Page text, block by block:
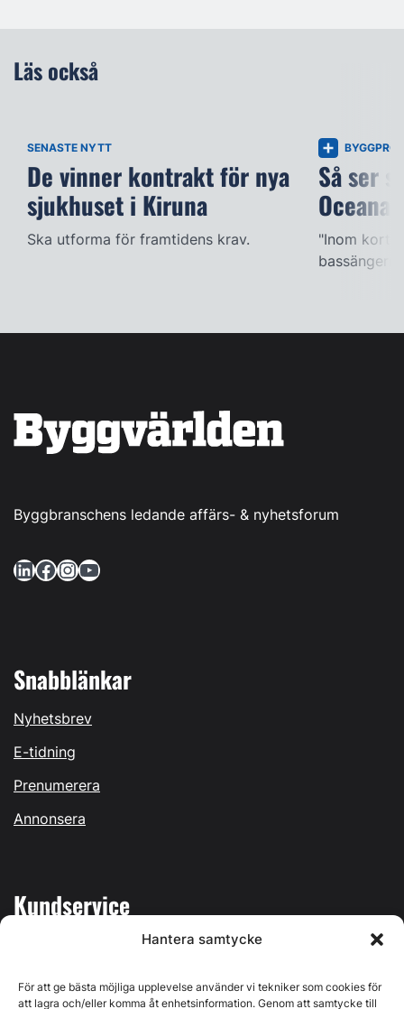
Hantera samtycke
För att ge bästa möjliga upplevelse använder vi tekniker som cookies för
att lagra och/eller komma åt enhetsinformation. Genom att samtycke till
Läs också
SENASTE NYTT
De vinner kontrakt för nya
sjukhuset i Kiruna
Ska utforma för framtidens krav.
Så ser
Oceana
"Inom kort
Byggbranschens ledande affärs- & nyhetsforum
LinkedIn Facebook InstagramYouTube
Snabblänkar
Nyhetsbrev
E-tidning
Prenumerera
Annonsera
Kundservice
Kontakta oss